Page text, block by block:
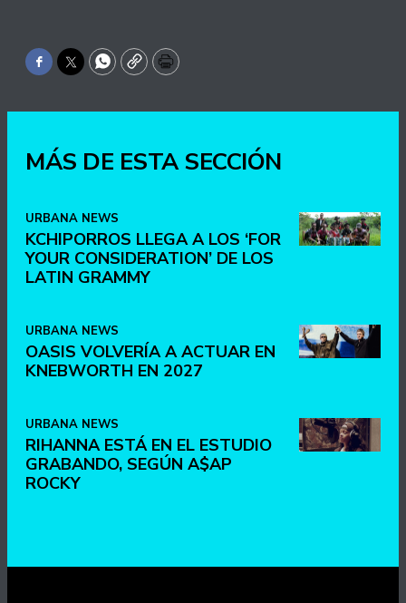
Facebook
TwitterWhatsApp
CopyPrint
MÁS DE ESTA SECCIÓN
URBANA NEWS
KCHIPORROS LLEGA A LOS ‘FOR
YOUR CONSIDERATION’ DE LOS
LATIN GRAMMY
URBANA NEWS
OASIS VOLVERÍA A ACTUAR EN
KNEBWORTH EN 2027
URBANA NEWS
RIHANNA ESTÁ EN EL ESTUDIO
GRABANDO, SEGÚN A$AP
ROCKY